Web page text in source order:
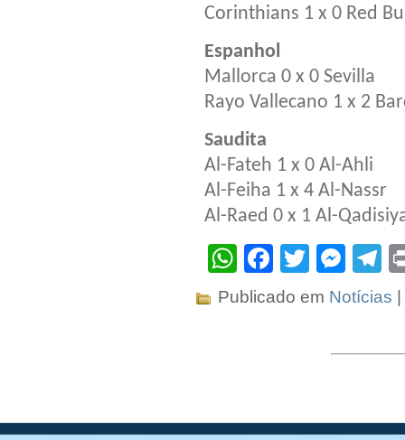
Corinthians 1 x 0 Red
Espanhol
Mallorca 0 x 0 Sevilla
Rayo Vallecano 1 x 2
Saudita
Al-Fateh 1 x 0 Al-Ahli
Al-Feiha 1 x 4 Al-Nassr
Al-Raed 0 x 1 Al-
WhatsApp
Facebook
Twitter
Publicado em Notícias |